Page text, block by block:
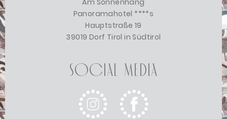
Am Sonnenhang
Panoramahotel ****s
Hauptstraße 19
39019 Dorf Tirol in Südtirol
Social Media